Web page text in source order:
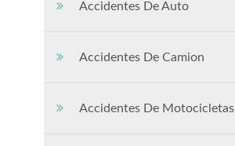
Accidentes De Auto
Accidentes De Camion
Accidentes De Motocicletas